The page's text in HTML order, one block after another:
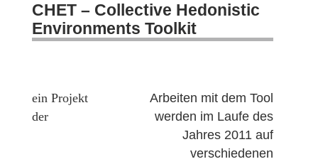
CHET – Collective Hedonistic
Environments Toolkit
Arbeiten mit dem Tool
werden im Laufe des
Jahres 2011 auf
verschiedenen
ein Projekt
der